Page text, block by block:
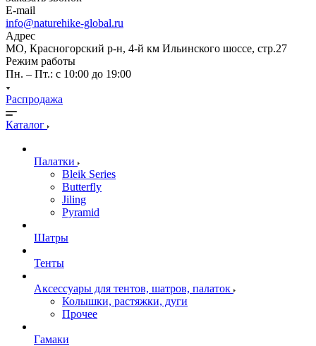
E-mail
info@naturehike-global.ru
Адрес
МО, Красногорский р-н, 4-й км Ильинского шоссе, стр.27
Режим работы
Пн. – Пт.: с 10:00 до 19:00
Распродажа
Каталог
Палатки
Bleik Series
Butterfly
Jiling
Pyramid
Шатры
Тенты
Аксессуары для тентов, шатров, палаток
Колышки, растяжки, дуги
Прочее
Гамаки